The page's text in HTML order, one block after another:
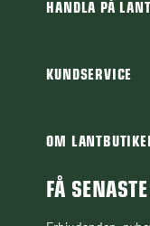
HANDLA PÅ
Frakt &
Finansiering
Guider &
Black Week
KUNDSERVICE
Frågor & svar
Cookiepolicy
OM
Om
FÅ